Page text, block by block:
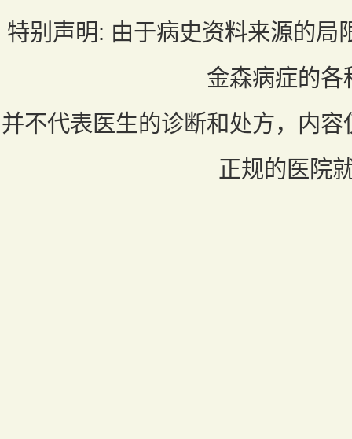
特别声明: 由于病史资料来源的局
金森病症的各
并不代表医生的诊断和处方，内
正规的医院